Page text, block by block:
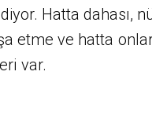
Hatta dahası,
etme ve hatta
var.